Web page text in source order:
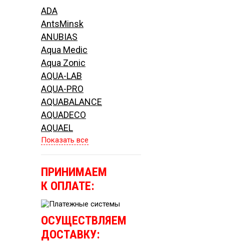
ADA
AntsMinsk
ANUBIAS
Aqua Medic
Aqua Zonic
AQUA-LAB
AQUA-PRO
AQUABALANCE
AQUADECO
AQUAEL
Показать все
ПРИНИМАЕМ
К ОПЛАТЕ:
ОСУЩЕСТВЛЯЕМ
ДОСТАВКУ: